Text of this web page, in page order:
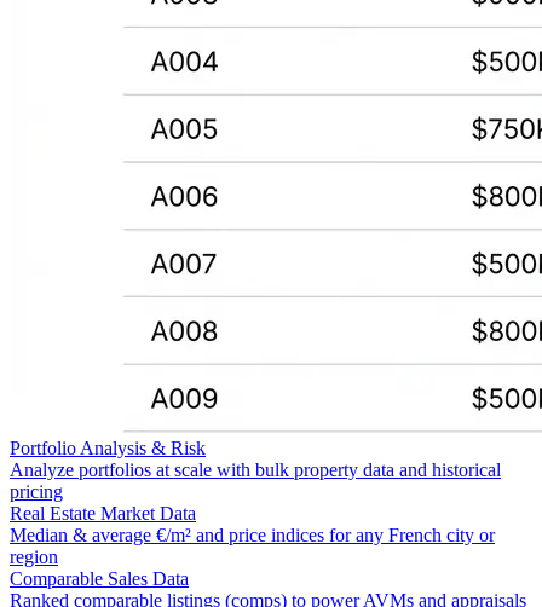
Portfolio Analysis & Risk
Analyze portfolios at scale with bulk property data and historical
pricing
Real Estate Market Data
Median & average €/m² and price indices for any French city or
region
Comparable Sales Data
Ranked comparable listings (comps) to power AVMs and appraisals